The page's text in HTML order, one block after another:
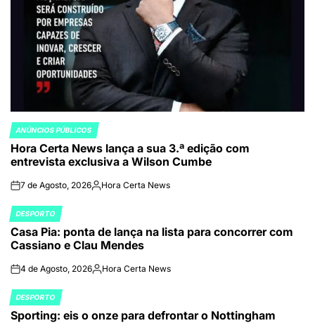
POSTED
IN
ANÚNCIOS PÚBLICOS
Hora Certa News lança a sua 3.ª edição com
entrevista exclusiva a Wilson Cumbe
on7 de Agosto, 2026Publicado
Hora Certa News
POSTED
IN
DESPORTO
Casa Pia: ponta de lança na lista para concorrer com
Cassiano e Clau Mendes
on4 de Agosto, 2026Publicado
Hora Certa News
POSTED
IN
DESPORTO
Sporting: eis o onze para defrontar o Nottingham